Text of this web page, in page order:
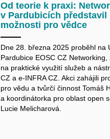
Od teorie k praxi:
v Pardubicích představil
možnosti pro vědce
Dne 28. března 2025 proběhl na
Pardubice EOSC CZ Networking,
na praktické využití služeb a
CZ a e-INFRA CZ. Akci zahájili
pro vědu a tvůrčí činnost Tomáš
a koordinátorka pro oblast open
Lucie Melicharová.